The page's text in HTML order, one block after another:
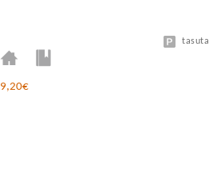
tasuta
9,20€